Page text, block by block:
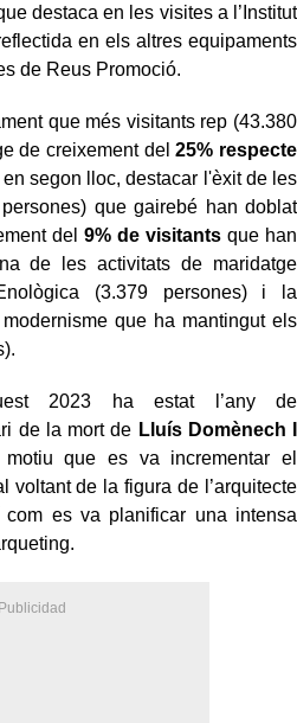
destaca en les visites a l’Institut
en els altres equipaments
de Reus Promoció.
que més visitants rep (43.380
de creixement del25% respecte
en segon lloc, destacar l'èxit de les
que gairebé han doblat
del 9% de visitantsque han
de les activitats de maridatge
(3.379 persones) i la
que ha mantingut els
2023 ha estat l’any de
de la mort de Lluís Domènech I
que es va incrementar el
voltant de la figura de l’arquitecte
es va planificar una intensa